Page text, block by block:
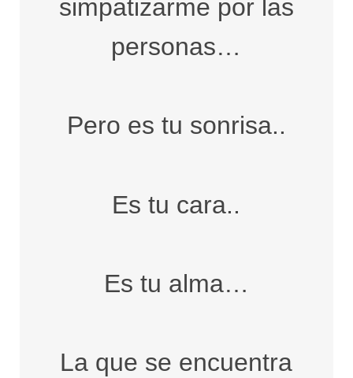
simpatizarme por las
personas…
Pero es tu sonrisa..
Es tu cara..
Es tu alma…
La que se encuentra